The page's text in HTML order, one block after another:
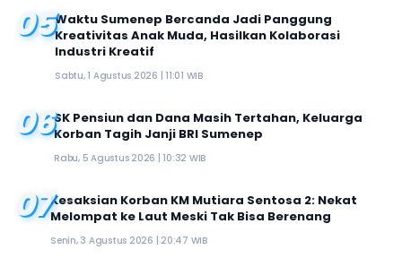
05Waktu Sumenep Bercanda Jadi Panggung
Kreativitas Anak Muda, Hasilkan Kolaborasi
Industri Kreatif
Sabtu, 1 Agustus 2026 | 11:01 WIB
06SK Pensiun dan Dana Masih Tertahan, Keluarga
Korban Tagih Janji BRI Sumenep
Rabu, 5 Agustus 2026 | 10:32 WIB
07Kesaksian Korban KM Mutiara Sentosa 2: Nekat
Melompat ke Laut Meski Tak Bisa Berenang
Senin, 3 Agustus 2026 | 20:47 WIB